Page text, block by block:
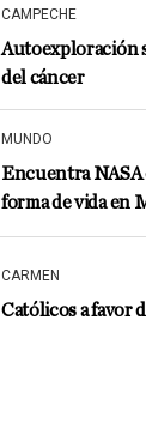
CAMPECHE
Autoexploración
del cáncer
MUNDO
Encuentra NASA
forma de vida en
CARMEN
Católicos a favor